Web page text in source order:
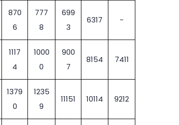
870
6
777
8
699
3
6317 -
1117
4
1000
0
900
7
8154 7411
1379
0
1235
9
11151 10114 9212